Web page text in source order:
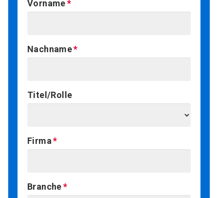
Vorname
Nachname
Titel/Rolle
Firma
Branche